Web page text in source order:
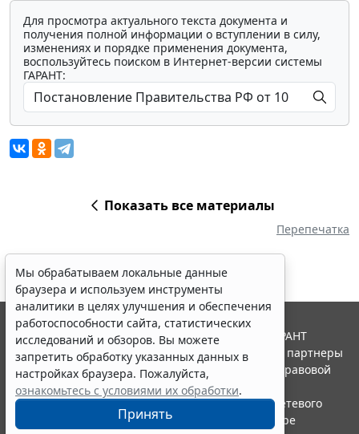
Для просмотра актуального текста документа и
получения полной информации о вступлении в силу,
изменениях и порядке применения документа,
воспользуйтесь поиском в Интернет-версии системы
ГАРАНТ:
Показать все материалы
Перепечатка
Мы обрабатываем локальные данные
браузера и используем инструменты
аналитики в целях улучшения и обеспечения
работоспособности сайта, статистических
исследований и обзоров. Вы можете
запретить обработку указанных данных в
настройках браузера. Пожалуйста,
ознакомьтесь с условиями их обработки.
Принять
© ООО "НПП "ГАРАНТ-СЕРВИС", 2026. Система ГАРАНТ
выпускается с 1990 года. Компания "Гарант" и ее партнеры
являются участниками Российской ассоциации правовой
информации ГАРАНТ.
Портал ГАРАНТ.РУ зарегистрирован в качестве сетевого
издания Федеральной службой по надзору в сфере